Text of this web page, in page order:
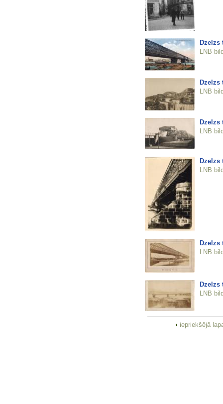
Dzelzs
LNB
Dzelzs
LNB
Dzelzs
LNB
Dzelzs
LNB
Dzelzs
LNB
Dzelzs
LNB
iepriekšējā